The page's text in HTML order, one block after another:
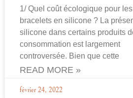
1/ Quel coût écologique pour les
bracelets en silicone ? La
silicone dans certains produits
consommation est largement
controversée. Bien que cette
READ MORE »
février 24, 2022